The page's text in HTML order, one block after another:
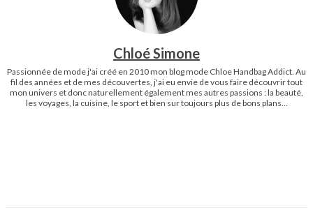
Chloé Simone
Passionnée de mode j'ai créé en 2010 mon blog mode Chloe Handbag Addict. Au
fil des années et de mes découvertes, j'ai eu envie de vous faire découvrir tout
mon univers et donc naturellement également mes autres passions : la beauté,
les voyages, la cuisine, le sport et bien sur toujours plus de bons plans...